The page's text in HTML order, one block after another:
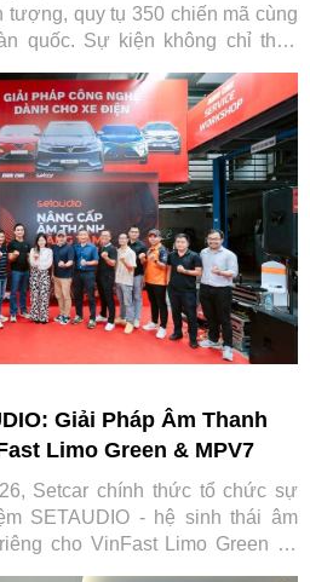
tượng, quy tụ 350 chiến mã cùng
quốc. Sự kiện không chỉ thỏa
gắn kết và lan tỏa giá trị tích cực
Giải Pháp Âm Thanh
Limo Green & MPV7
Setcar chính thức tổ chức sự
SETAUDIO - hệ sinh thái âm
cho VinFast Limo Green và